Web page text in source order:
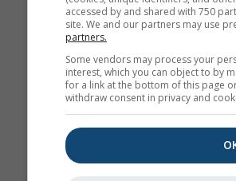
accessed by and shared with 750
site. We and our partners may use
partners.
Some vendors may process your
interest, which you can object to by
for a link at the bottom of this page
withdraw consent in privacy and